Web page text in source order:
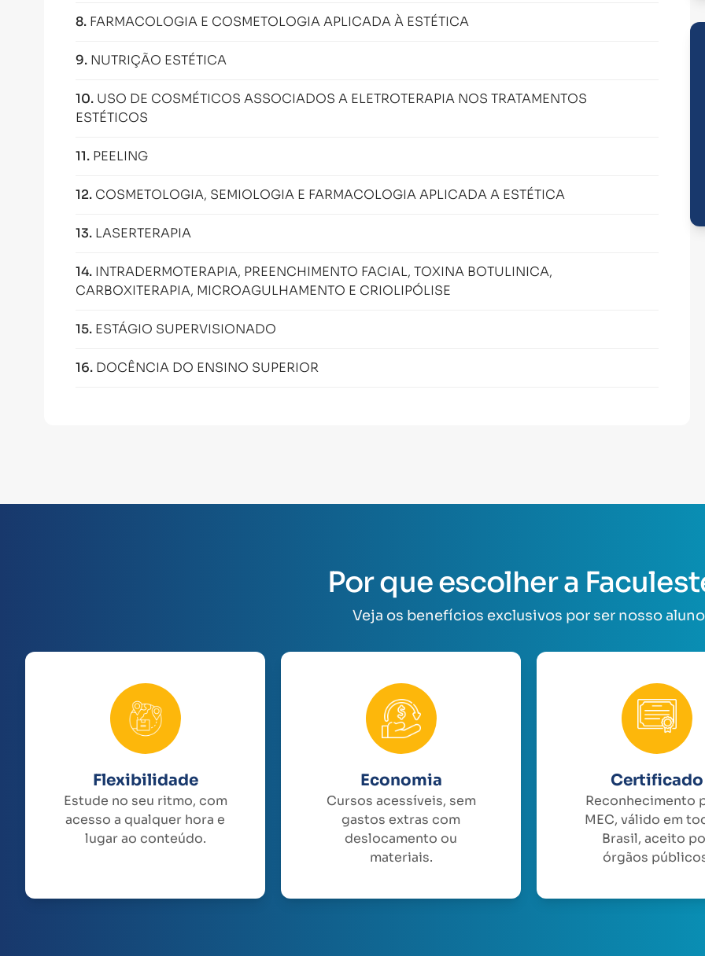
8. FARMACOLOGIA E COSMETOLOGIA APLICADA À ESTÉTICA
9. NUTRIÇÃO ESTÉTICA
10. USO DE COSMÉTICOS ASSOCIADOS A ELETROTERAPIA NOS TRATAMENTOS
ESTÉTICOS
11. PEELING
12. COSMETOLOGIA, SEMIOLOGIA E FARMACOLOGIA APLICADA A ESTÉTICA
13. LASERTERAPIA
14. INTRADERMOTERAPIA, PREENCHIMENTO FACIAL, TOXINA BOTULINICA,
CARBOXITERAPIA, MICROAGULHAMENTO E CRIOLIPÓLISE
15. ESTÁGIO SUPERVISIONADO
16. DOCÊNCIA DO ENSINO SUPERIOR
Por que escolher a
Veja os benefícios exclusivos por ser nosso aluno
Flexibilidade
Estude no seu ritmo, com
acesso a qualquer hora e
lugar ao conteúdo.
Economia
Cursos acessíveis, sem
gastos extras com
deslocamento ou
materiais.
Certificado
Reconhecimento
MEC, válido em
Brasil, aceito
órgãos